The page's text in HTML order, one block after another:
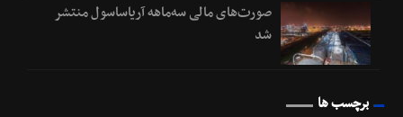
صورت‌های مالی سه‌ماهه آریاساسول منتشر
شد
برچسب ها